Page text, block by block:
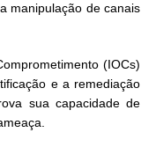
manipulação de canais
(IOCs)
e a remediação
sua capacidade de